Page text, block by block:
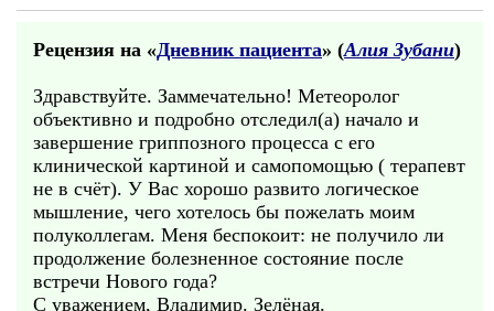
Рецензия на «Дневник пациента» (Алия Зубани)
Здравствуйте. Заммечательно! Метеоролог
объективно и подробно отследил(а) начало и
завершение гриппозного процесса с его
клинической картиной и самопомощью ( терапевт
не в счёт). У Вас хорошо развито логическое
мышление, чего хотелось бы пожелать моим
полуколлегам. Меня беспокоит: не получило ли
продолжение болезненное состояние после
встречи Нового года?
С уважением, Владимир. Зелёная.